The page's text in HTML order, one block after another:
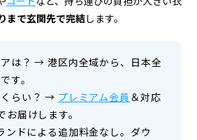
まで玄関先で完結します。
は？ →港区内全域から、日本全
す。
らい？ → プレミアム会員 ＆対応
届けします。
ンドによる追加料金なし。ダウ